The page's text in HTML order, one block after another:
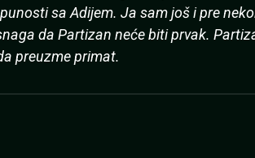
sa Adijem. Ja sam još i pre
da Partizan neće biti prvak.
preuzme primat.